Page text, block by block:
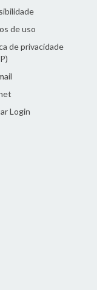
de uso
de privacidade
Login